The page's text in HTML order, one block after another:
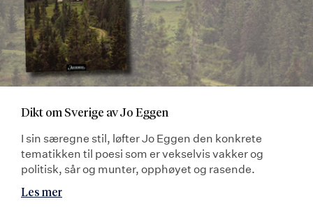
Dikt om Sverige av Jo Eggen
I sin særegne stil, løfter Jo Eggen den konkrete
tematikken til poesi som er vekselvis vakker og
politisk, sår og munter, opphøyet og rasende.
Les mer